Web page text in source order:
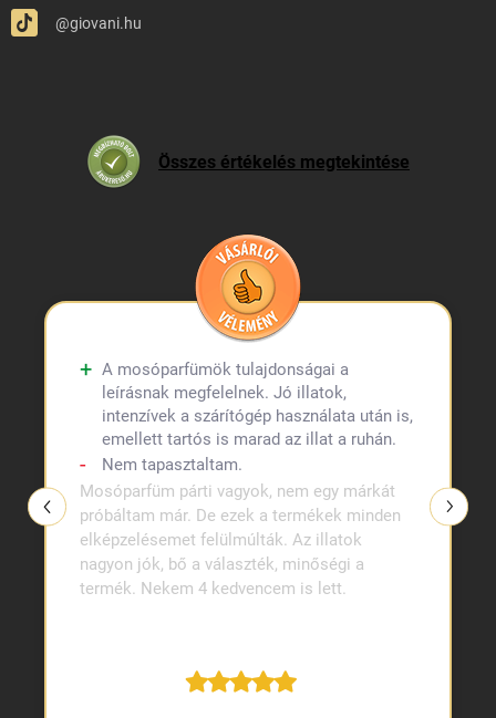
@giovani.hu
Összes értékelés megtekintése
A mosóparfümök tulajdonságai a
leírásnak megfelelnek. Jó illatok,
intenzívek a szárítógép használata után is,
emellett tartós is marad az illat a ruhán.
Nem tapasztaltam.
Mosóparfüm párti vagyok, nem egy márkát
próbáltam már. De ezek a termékek minden
elképzelésemet felülmúlták. Az illatok
nagyon jók, bő a választék, minőségi a
termék. Nekem 4 kedvencem is lett.